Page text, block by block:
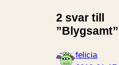
2 svar till
”Blygsamt”
felicia